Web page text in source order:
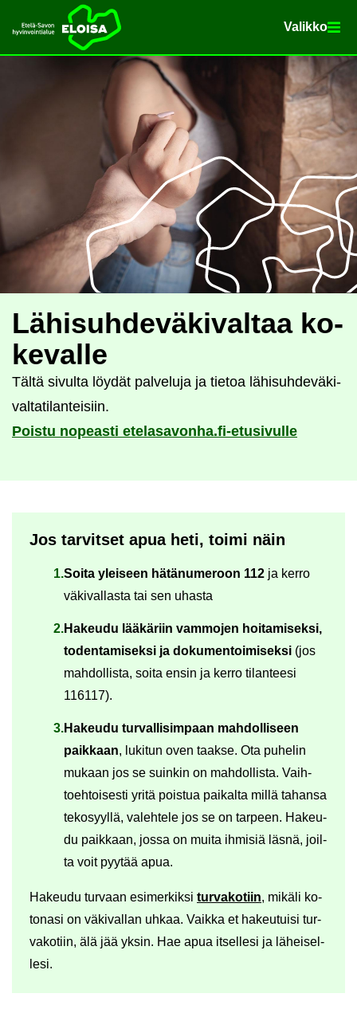
Etusi­vu Va­lik­ko
Va­lik­ko
Siir­ry si­säl­töön
Lä­hi­suh­de­vä­ki­val­taa ko­
ke­val­le
Tältä si­vul­ta löy­dät pal­ve­lu­ja ja tie­toa lä­hi­suh­de­vä­ki­
val­ta­ti­lan­tei­siin.
Pois­tu no­peas­ti ete­la­sa­von­ha.fi-​etusivulle
Jos tar­vit­set apua heti, toimi näin
Soita ylei­seen hä­tä­nu­me­roon 112 ja kerro
vä­ki­val­las­ta tai sen uhas­ta
Ha­keu­du lää­kä­riin vam­mo­jen hoi­ta­mi­sek­si,
to­den­ta­mi­sek­si ja do­ku­men­toi­mi­sek­si (jos
mah­dol­lis­ta, soita ensin ja kerro ti­lan­tee­si
116117).
Ha­keu­du tur­val­li­sim­paan mah­dol­li­seen
paik­kaan, lu­ki­tun oven taak­se. Ota pu­he­lin
mu­kaan jos se suin­kin on mah­dol­lis­ta. Vaih­
toeh­toi­ses­ti yritä pois­tua pai­kal­ta millä ta­han­sa
te­ko­syyl­lä, va­leh­te­le jos se on tar­peen. Ha­keu­
du paik­kaan, jossa on muita ih­mi­siä läsnä, joil­
ta voit pyy­tää apua.
Ha­keu­du tur­vaan esi­mer­kik­situr­va­ko­tiin, mi­kä­li ko­
to­na­si on vä­ki­val­lan uhkaa. Vaik­ka et ha­keu­tui­si tur­
va­ko­tiin, älä jää yksin. Hae apua it­sel­le­si ja lä­hei­sel­
le­si.